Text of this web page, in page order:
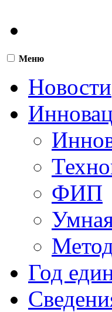
Меню
Новости
ФИП
Год